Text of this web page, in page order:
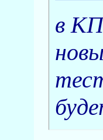
в